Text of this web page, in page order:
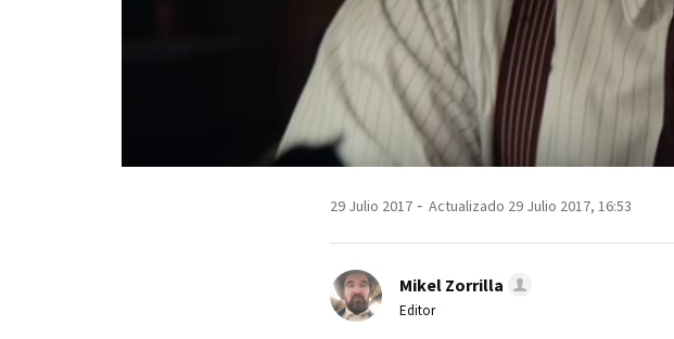
29 Julio 2017 Actualizado 29 Julio 2017, 16:53
Mikel Zorrilla
Editor